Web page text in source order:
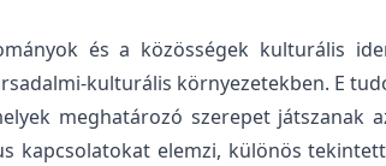
és a közösségek kulturális
kulturális környezetekben. E
meghatározó szerepet
kapcsolatokat elemzi, különös